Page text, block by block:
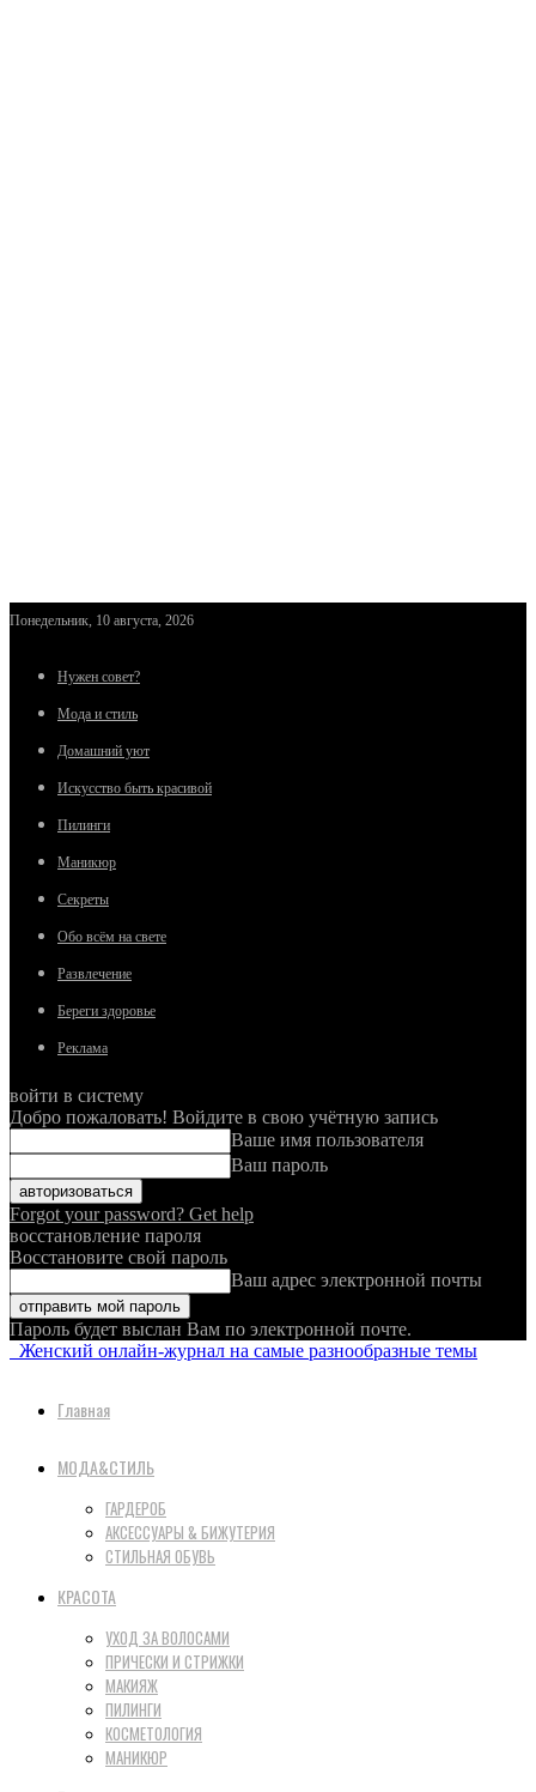
Понедельник, 10 августа, 2026
Нужен совет?
Мода и стиль
Домашний уют
Искусство быть красивой
Пилинги
Маникюр
Секреты
Обо всём на свете
Развлечение
Береги здоровье
Реклама
войти в систему
Добро пожаловать! Войдите в свою учётную запись
Ваше имя пользователя
Ваш пароль
Forgot your password? Get help
восстановление пароля
Восстановите свой пароль
Ваш адрес электронной почты
Пароль будет выслан Вам по электронной почте.
Женский онлайн-журнал на самые разнообразные темы
Главная
МОДА&СТИЛЬ
ГАРДЕРОБ
АКСЕССУАРЫ & БИЖУТЕРИЯ
СТИЛЬНАЯ ОБУВЬ
КРАСОТА
УХОД ЗА ВОЛОСАМИ
ПРИЧЕСКИ И СТРИЖКИ
МАКИЯЖ
ПИЛИНГИ
КОСМЕТОЛОГИЯ
МАНИКЮР